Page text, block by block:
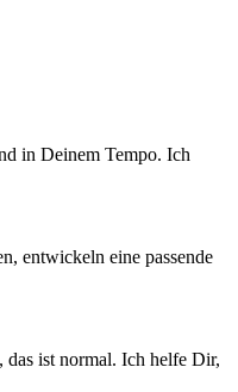
in Deinem Tempo. Ich
entwickeln eine passende
das ist normal. Ich helfe Dir,